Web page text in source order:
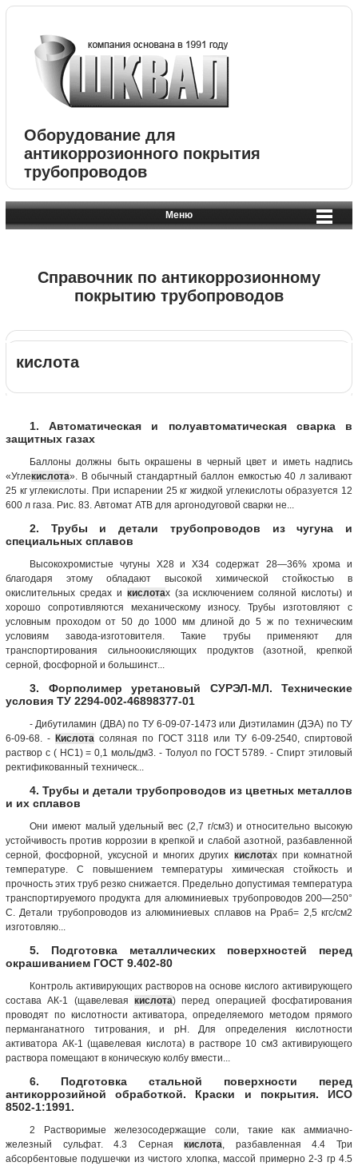
Оборудование для
антикоррозионного покрытия
трубопроводов
Меню
Справочник по антикоррозионному
покрытию трубопроводов
кислота
1. Автоматическая и полуавтоматическая сварка в
защитных газах
Баллоны должны быть окрашены в черный цвет и иметь надпись
«Углекислота». В обычный стандартный баллон емкостью 40 л заливают
25 кг углекислоты. При испарении 25 кг жидкой углекислоты образуется 12
600 л газа. Рис. 83. Автомат АТВ для аргонодуговой сварки не...
2. Трубы и детали трубопроводов из чугуна и
специальных сплавов
Высокохромистые чугуны Х28 и Х34 содержат 28—36% хрома и
благодаря этому обладают высокой химической стойкостью в
окислительных средах и кислотах (за исключением соляной кислоты) и
хорошо сопротивляются механическому износу. Трубы изготовляют с
условным проходом от 50 до 1000 мм длиной до 5 ж по техническим
условиям завода-изготовителя. Такие трубы применяют для
транспортирования сильноокисляющих продуктов (азотной, крепкой
серной, фосфорной и большинст...
3. Форполимер уретановый СУРЭЛ-МЛ. Технические
условия ТУ 2294-002-46898377-01
- Дибутиламин (ДВА) по ТУ 6-09-07-1473 или Диэтиламин (ДЭА) по ТУ
6-09-68. - Кислота соляная по ГОСТ 3118 или ТУ 6-09-2540, спиртовой
раствор с ( НС1) = 0,1 моль/дм3. - Толуол по ГОСТ 5789. - Спирт этиловый
ректификованный техническ...
4. Трубы и детали трубопроводов из цветных металлов
и их сплавов
Они имеют малый удельный вес (2,7 г/см3) и относительно высокую
устойчивость против коррозии в крепкой и слабой азотной, разбавленной
серной, фосфорной, уксусной и многих других кислотах при комнатной
температуре. С повышением температуры химическая стойкость и
прочность этих труб резко снижается. Предельно допустимая температура
транспортируемого продукта для алюминиевых трубопроводов 200—250°
С. Детали трубопроводов из алюминиевых сплавов на Рраб= 2,5 кгс/см2
изготовляю...
5. Подготовка металлических поверхностей перед
окрашиванием ГОСТ 9.402-80
Контроль активирующих растворов на основе кислого активирующего
состава AК-1 (щавелевая кислота) перед операцией фосфатирования
проводят по кислотности активатора, определяемого методом прямого
перманганатного титрования, и рН. Для определения кислотности
активатора АК-1 (щавелевая кислота) в растворе 10 см3 активирующего
раствора помещают в коническую колбу вмести...
6. Подготовка стальной поверхности перед
антикоррозийной обработкой. Краски и покрытия. ИСО
8502-1:1991.
2 Растворимые железосодержащие соли, такие как аммиачно-
железный сульфат. 4.3 Сернаякислота , разбавленная 4.4 Три
абсорбентовые подушечки из чистого хлопка, массой примерно 2-3 гр 4.5